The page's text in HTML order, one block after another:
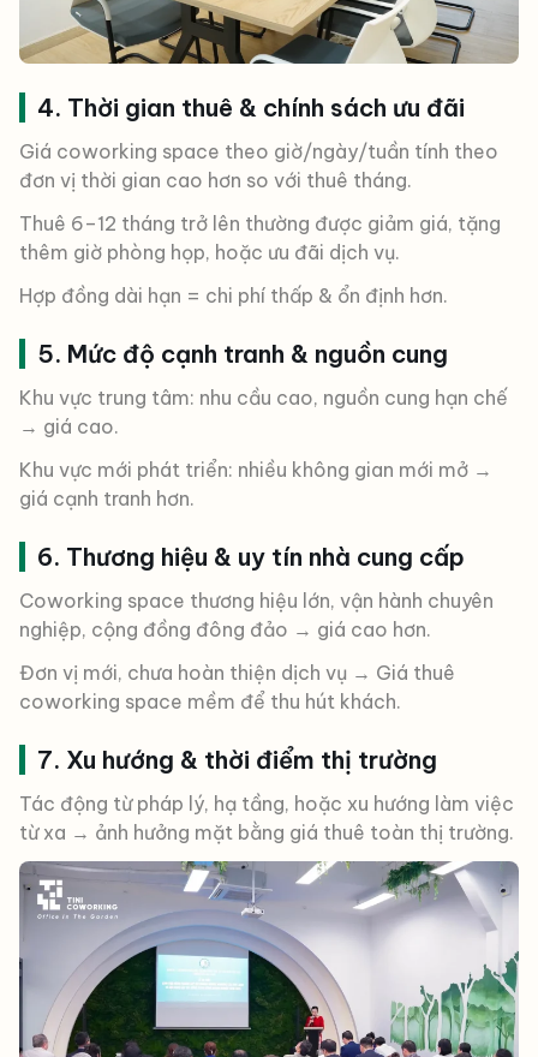
4. Thời gian thuê & chính sách ưu đãi
Giá coworking space theo giờ/ngày/tuần tính theo
đơn vị thời gian cao hơn so với thuê tháng.
Thuê 6–12 tháng trở lên thường được giảm giá, tặng
thêm giờ phòng họp, hoặc ưu đãi dịch vụ.
Hợp đồng dài hạn = chi phí thấp & ổn định hơn.
5. Mức độ cạnh tranh & nguồn cung
Khu vực trung tâm: nhu cầu cao, nguồn cung hạn chế
→ giá cao.
Khu vực mới phát triển: nhiều không gian mới mở →
giá cạnh tranh hơn.
6. Thương hiệu & uy tín nhà cung cấp
Coworking space thương hiệu lớn, vận hành chuyên
nghiệp, cộng đồng đông đảo → giá cao hơn.
Đơn vị mới, chưa hoàn thiện dịch vụ → Giá thuê
coworking space mềm để thu hút khách.
7. Xu hướng & thời điểm thị trường
Tác động từ pháp lý, hạ tầng, hoặc xu hướng làm việc
từ xa → ảnh hưởng mặt bằng giá thuê toàn thị trường.